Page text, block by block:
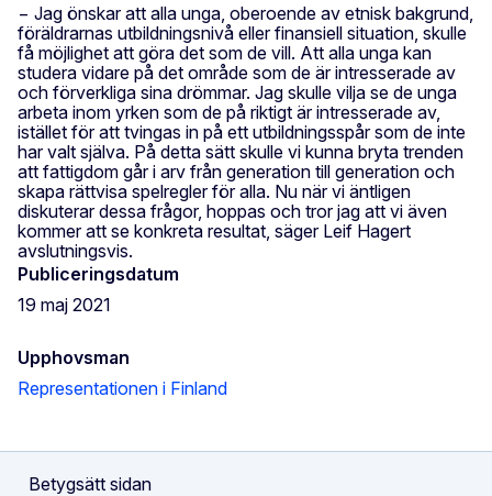
− Jag önskar att alla unga, oberoende av etnisk bakgrund,
föräldrarnas utbildningsnivå eller finansiell situation, skulle
få möjlighet att göra det som de vill. Att alla unga kan
studera vidare på det område som de är intresserade av
och förverkliga sina drömmar. Jag skulle vilja se de unga
arbeta inom yrken som de på riktigt är intresserade av,
istället för att tvingas in på ett utbildningsspår som de inte
har valt själva. På detta sätt skulle vi kunna bryta trenden
att fattigdom går i arv från generation till generation och
skapa rättvisa spelregler för alla. Nu när vi äntligen
diskuterar dessa frågor, hoppas och tror jag att vi även
kommer att se konkreta resultat, säger Leif Hagert
avslutningsvis.
Publiceringsdatum
19 maj 2021
Upphovsman
Representationen i Finland
Betygsätt sidan